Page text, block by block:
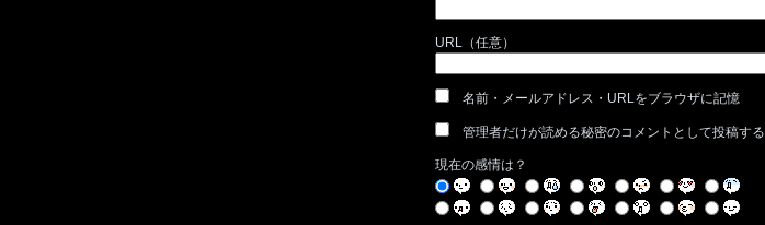
URL（任意）
名前・メールアドレス・URLをブラウザに記憶
管理者だけが読める秘密のコメントとして投稿する
現在の感情は？